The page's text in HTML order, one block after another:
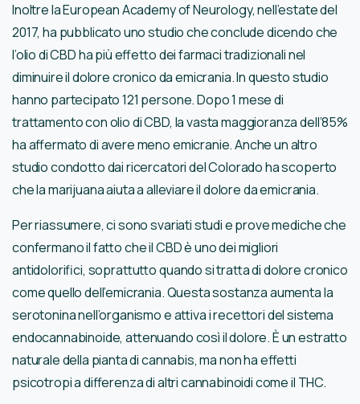
Inoltre la European Academy of Neurology, nell’estate del
2017, ha pubblicato uno studio che conclude dicendo che
l’olio di CBD ha più effetto dei farmaci tradizionali nel
diminuire il dolore cronico da emicrania. In questo studio
hanno partecipato 121 persone. Dopo 1 mese di
trattamento con olio di CBD, la vasta maggioranza dell’85%
ha affermato di avere meno emicranie. Anche un altro
studio condotto dai ricercatori del Colorado ha scoperto
che la marijuana aiuta a alleviare il dolore da emicrania.
Per riassumere, ci sono svariati studi e prove mediche che
confermano il fatto che il CBD è uno dei migliori
antidolorifici, soprattutto quando si tratta di dolore cronico
come quello dell’emicrania. Questa sostanza aumenta la
serotonina nell’organismo e attiva i recettori del sistema
endocannabinoide, attenuando così il dolore. È un estratto
naturale della pianta di cannabis, ma non ha effetti
psicotropi a differenza di altri cannabinoidi come il THC.